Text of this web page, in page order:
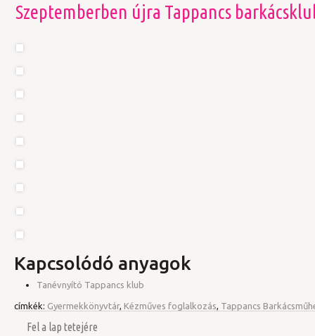
Szeptemberben újra Tappancs
Kapcsolódó anyagok
Tanévnyító Tappancs klub
címkék: Gyermekkönyvtár, Kézműves foglalkozás, Tappancs
Fel a lap tetejére